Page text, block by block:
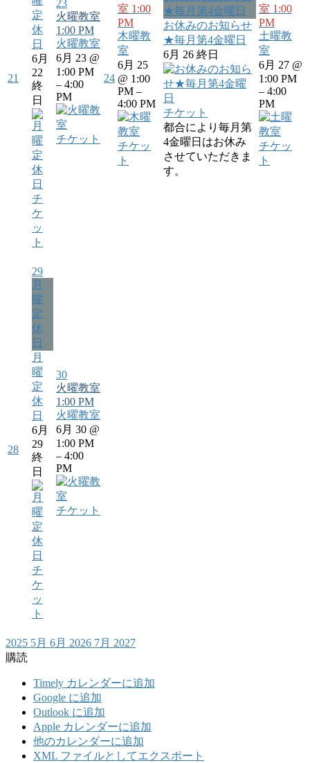
21
定
休
日
6月
22
終
日
チ
ケ
ッ
ト
23
火曜教室
1:00 PM
火曜教室
6月 23 @
1:00 PM
– 4:00
PM
チケット
24
室 1:00
PM
木曜教
室
6月 25
@ 1:00
PM –
4:00 PM
チケッ
ト
★毎月第4金曜日
お休みのお知らせ
★毎月第4金曜日
6月 26 終日
チケット
都合により毎月第
4金曜日はお休み
させていただきま
す。
室 1:00
PM
土曜教
室
6月 27 @
1:00 PM
– 4:00
PM
チケッ
ト
28
29
月
曜
定
休
日
月
曜
定
休
日
6月
29
終
日
チ
ケ
ッ
ト
30
火曜教室
1:00 PM
火曜教室
6月 30 @
1:00 PM
– 4:00
PM
チケット
2025 5月 6月 2026 7月 2027
購読
Timely カレンダーに追加
Google に追加
Outlook に追加
Apple カレンダーに追加
他のカレンダーに追加
XML ファイルとしてエクスポート